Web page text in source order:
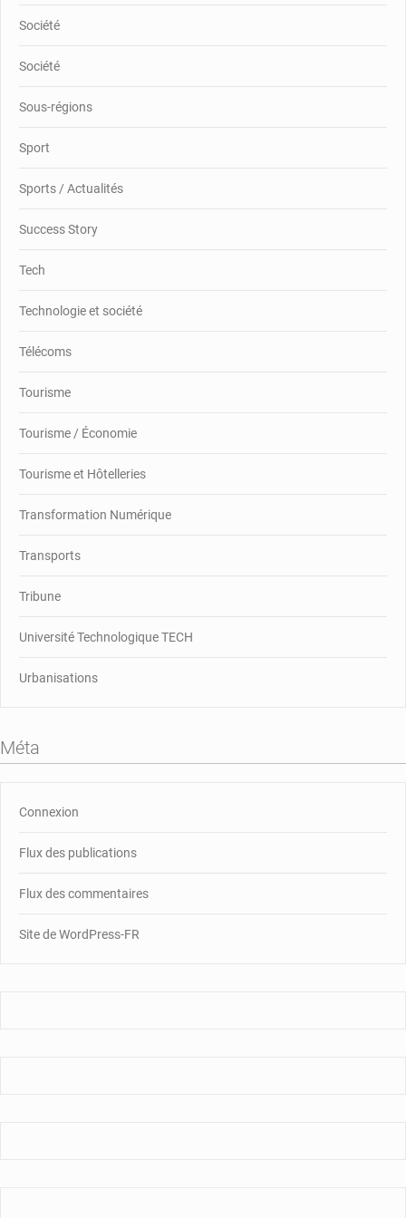
Société
Société
Sous-régions
Sport
Sports / Actualités
Success Story
Tech
Technologie et société
Télécoms
Tourisme
Tourisme / Économie
Tourisme et Hôtelleries
Transformation Numérique
Transports
Tribune
Université Technologique TECH
Urbanisations
Méta
Connexion
Flux des publications
Flux des commentaires
Site de WordPress-FR